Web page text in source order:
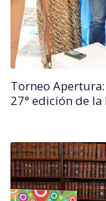
Torneo Apertura:
27° edición de la